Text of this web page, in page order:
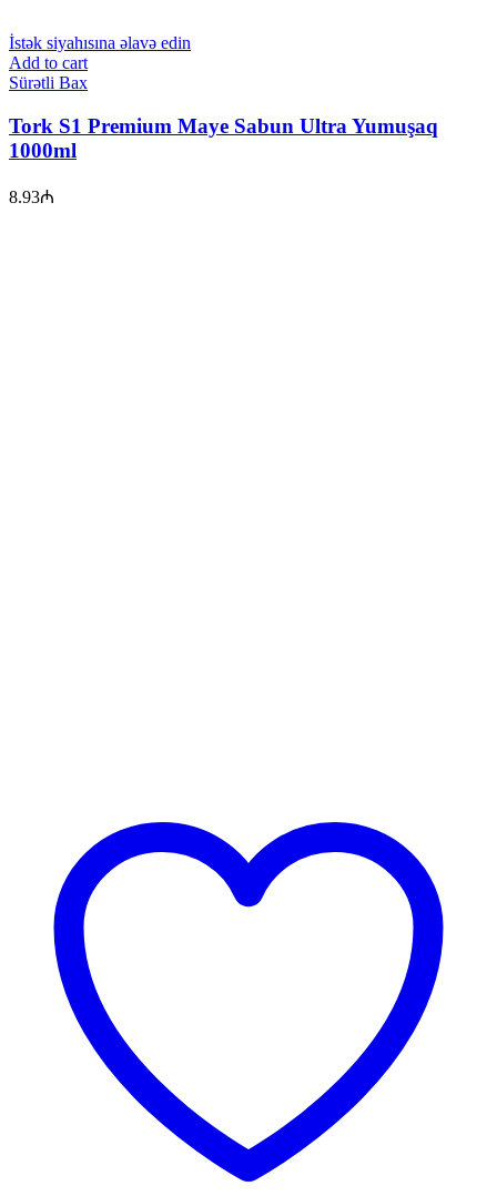
İstək siyahısına əlavə edin
Add to cart
Sürətli Bax
Tork S1 Premium Maye Sabun Ultra Yumuşaq
1000ml
8.93₼